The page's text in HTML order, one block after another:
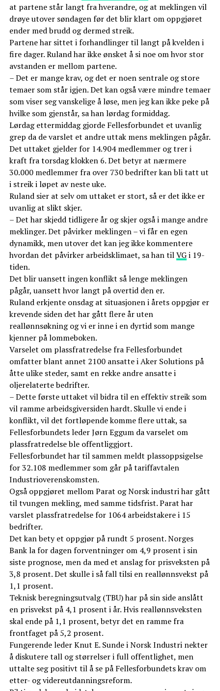
at partene står langt fra hverandre, og at meklingen vil
drøye utover søndagen før det blir klart om oppgjøret
ender med brudd og dermed streik.
Partene har sittet i forhandlinger til langt på kvelden i
fire dager. Ruland har ikke ønsket å si noe om hvor stor
avstanden er mellom partene.
– Det er mange krav, og det er noen sentrale og store
temaer som står igjen. Det kan også være mindre temaer
som viser seg vanskelige å løse, men jeg kan ikke peke på
hvilke som gjenstår, sa han lørdag formiddag.
Lørdag ettermiddag gjorde Fellesforbundet et uvanlig
grep da de varslet et andre uttak mens meklingen pågår.
Det uttaket gjelder for 14.904 medlemmer og trer i
kraft fra torsdag klokken 6. Det betyr at nærmere
30.000 medlemmer fra over 730 bedrifter kan bli tatt ut
i streik i løpet av neste uke.
Ruland sier at selv om uttaket er stort, så er det ikke er
uvanlig at slikt skjer.
– Det har skjedd tidligere år og skjer også i mange andre
meklinger. Det påvirker meklingen – vi får en egen
dynamikk, men utover det kan jeg ikke kommentere
hvordan det påvirker arbeidsklimaet, sa han tilVGi 19-
tiden.
Det blir uansett ingen konflikt så lenge meklingen
pågår, uansett hvor langt på overtid den er.
Ruland erkjente onsdag at situasjonen i årets oppgjør er
krevende siden det har gått flere år uten
reallønnsøkning og vi er inne i en dyrtid som mange
kjenner på lommeboken.
Varselet om plassfratredelse fra Fellesforbundet
omfatter blant annet 2100 ansatte i Aker Solutions på
åtte ulike steder, samt en rekke andre ansatte i
oljerelaterte bedrifter.
– Dette første uttaket vil bidra til en effektiv streik som
vil ramme arbeidsgiversiden hardt. Skulle vi ende i
konflikt, vil det fortløpende komme flere uttak, sa
Fellesforbundets leder Jørn Eggum da varselet om
plassfratredelse ble offentliggjort.
Fellesforbundet har til sammen meldt plassoppsigelse
for 32.108 medlemmer som går på tariffavtalen
Industrioverenskomsten.
Også oppgjøret mellom Parat og Norsk industri har gått
til tvungen mekling, med samme tidsfrist. Parat har
varslet plassfratredelse for 1064 arbeidstakere i 15
bedrifter.
Det kan bety et oppgjør på rundt 5 prosent. Norges
Bank la for dagen forventninger om 4,9 prosent i sin
siste prognose, men da med et anslag for prisveksten på
3,8 prosent. Det skulle i så fall tilsi en reallønnsvekst på
1,1 prosent.
Teknisk beregningsutvalg (TBU) har på sin side anslått
en prisvekst på 4,1 prosent i år. Hvis reallønnsveksten
skal ende på 1,1 prosent, betyr det en ramme fra
frontfaget på 5,2 prosent.
Fungerende leder Knut E. Sunde i Norsk Industri nekter
å diskutere tall og størrelser i full offentlighet, men
uttalte seg positivt til å se på Fellesforbundets krav om
etter- og videreutdanningsreform.